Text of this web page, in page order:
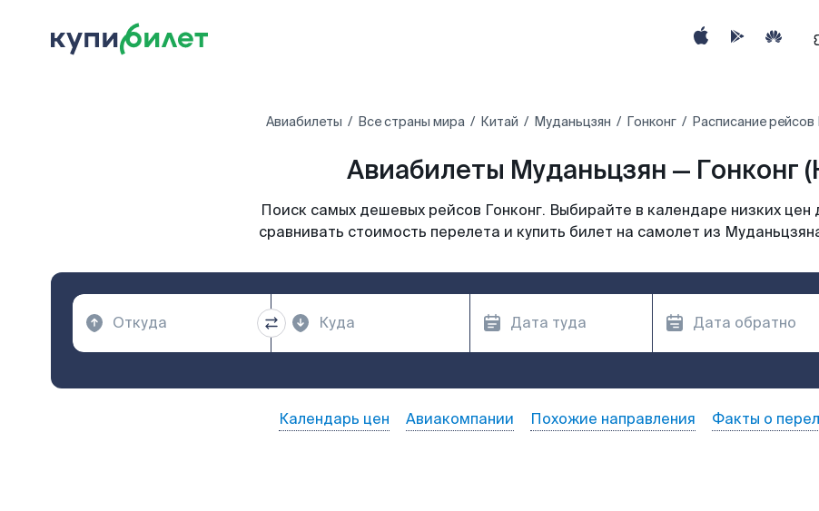
Авиабилеты Все страны мира Китай Муданьцзян Гонконг Расписание
Авиабилеты Муданьцзян — Гонконг
Поиск самых дешевых рейсов Гонконг. Выбирайте в календаре низких цен
сравнивать стоимость перелета и купить билет на самолет из
Календарь цен Авиакомпании Похожие направления Факты о